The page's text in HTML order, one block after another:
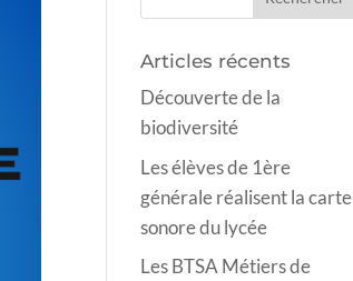
Articles récents
Découverte de la
biodiversité
Les élèves de 1ère
générale réalisent la carte
sonore du lycée
Les BTSA Métiers de